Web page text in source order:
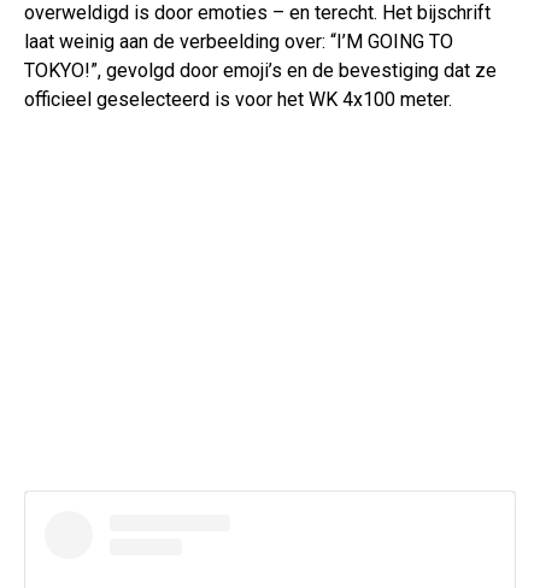
overweldigd is door emoties – en terecht. Het bijschrift
laat weinig aan de verbeelding over: “I’M GOING TO
TOKYO!”, gevolgd door emoji’s en de bevestiging dat ze
officieel geselecteerd is voor het WK 4x100 meter.